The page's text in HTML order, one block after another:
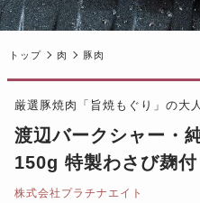
トップ 肉 豚肉
厳選豚焼肉「旨焼もぐり」の大
渡辺バークシャー・
150g 特製わさび麹
株式会社プラチナエイト